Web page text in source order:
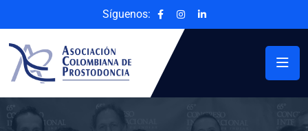
Síguenos: